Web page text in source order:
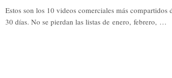
Estos son los 10 videos comerciales más compartidos
30 días. No se pierdan las listas de enero, febrero, …